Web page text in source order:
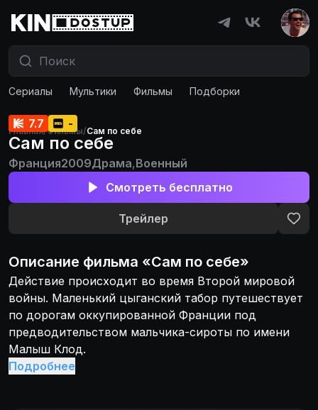
Сериалы Мультики Фильмы Подборки
Главная/Фильмы/Сам по себе
7.7 -
Сам по себе
Франция2009Драма,Военный
Смотреть бесплатно
Трейлер
Описание фильма «Сам по себе»
Действие происходит во время Второй мировой
войны. Маленький цыганский табор путешествует
по дорогам оккупированной Франции под
предводительством мальчика-сироты по имени
Малыш Клод.
Подробнее